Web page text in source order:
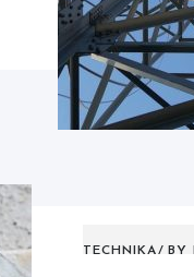
TECHNIKA BY